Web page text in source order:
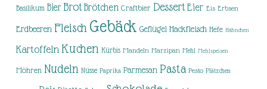
Basilikum Bier Brot Brötchen Craftbier Dessert Eier Eis Erbsen
Erdbeeren Fleisch Gebäck Geflügel Hackfleisch Hefe Hähnchen
Kartoffeln Kuchen Kürbis Mandeln Marzipan Mehl Mehlspeisen
Möhren Nudeln Nüsse Paprika Parmesan Pasta Pesto Plätzchen